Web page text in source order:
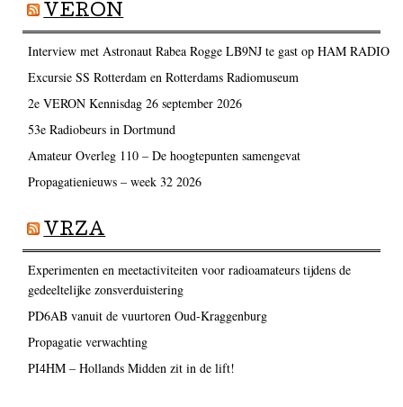
VERON
Interview met Astronaut Rabea Rogge LB9NJ te gast op HAM RADIO
Excursie SS Rotterdam en Rotterdams Radiomuseum
2e VERON Kennisdag 26 september 2026
53e Radiobeurs in Dortmund
Amateur Overleg 110 – De hoogtepunten samengevat
Propagatienieuws – week 32 2026
VRZA
Experimenten en meetactiviteiten voor radioamateurs tijdens de
gedeeltelijke zonsverduistering
PD6AB vanuit de vuurtoren Oud-Kraggenburg
Propagatie verwachting
PI4HM – Hollands Midden zit in de lift!